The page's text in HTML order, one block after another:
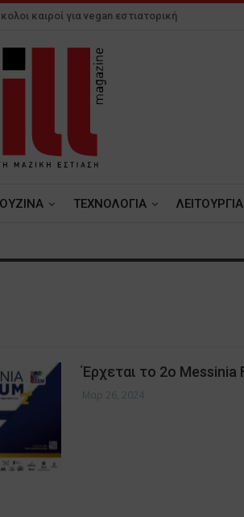
καιροί για vegan εστιατορική
ΤΕΧΝΟΛΟΓΙΑ ΛΕΙΤΟΥΡΓΙΑ
Έρχεται το 2ο
Μαρ 26, 2024